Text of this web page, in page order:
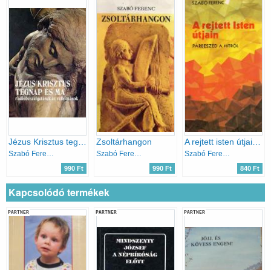
990 Ft
Zsoltárhangon
990 Ft
A rejtett isten útjain - Párbeszéd a hitről
840 Ft
Kapcsolódó termékek
PARTNER PARTNER PARTNER